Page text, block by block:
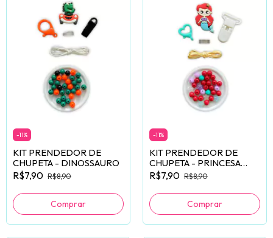
-11%
KIT PRENDEDOR DE
CHUPETA - DINOSSAURO
R$7,90 R$8,90
-11%
KIT PRENDEDOR DE
CHUPETA - PRINCESA
ARIEL
R$7,90 R$8,90